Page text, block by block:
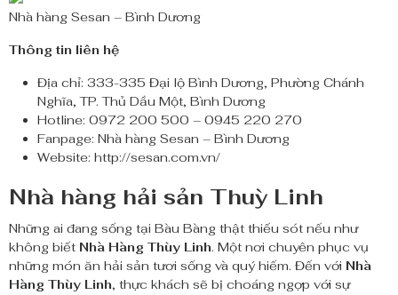
Nhà hàng Sesan – Bình Dương
Thông tin liên hệ
Địa chỉ: 333-335 Đại lộ Bình Dương, Phường Chánh
Nghĩa, TP. Thủ Dầu Một, Bình Dương
Hotline: 0972 200 500 – 0945 220 270
Fanpage: Nhà hàng Sesan – Bình Dương
Website: http://sesan.com.vn/
Nhà hàng hải sản Thuỳ Linh
Những ai đang sống tại Bàu Bàng thật thiếu sót nếu như
không biết Nhà Hàng Thùy Linh. Một nơi chuyên phục vụ
những món ăn hải sản tươi sống và quý hiếm. Đến với Nhà
Hàng Thùy Linh, thực khách sẽ bị choáng ngợp với sự